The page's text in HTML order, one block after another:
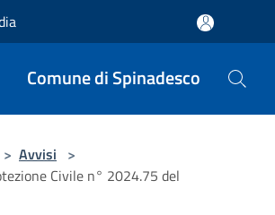
Comune di Spinadesco
> Avvisi >
Civile n° 2024.75 del